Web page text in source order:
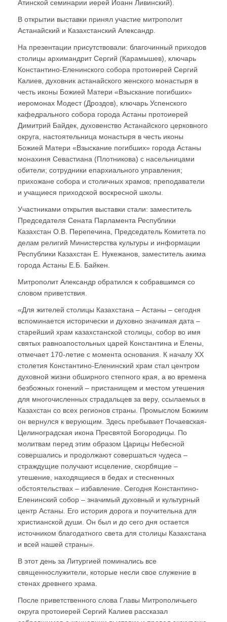
Атинской семинарии иерей Иоанн Ливинский).
В открытии выставки принял участие митрополит
Астанайский и Казахстанский Александр.
На презентации присутствовали: благочинный приходов
столицы архимандрит Сергий (Карамышев), ключарь
Константино-Еленинского собора протоиерей Сергий
Калиев, духовник астанайского женского монастыря в
честь иконы Божией Матери «Взыскание погибших»
иеромонах Модест (Дроздов), ключарь Успенского
кафедрального собора города Астаны протоиерей
Димитрий Байдек, духовенство Астанайского церковного
округа, настоятельница монастыря в честь иконы
Божией Матери «Взыскание погибших» города Астаны
монахиня Севастиана (Плотникова) с насельницами
обители; сотрудники епархиального управления;
прихожане собора и столичных храмов; преподаватели
и учащиеся приходской воскресной школы.
Участниками открытия выставки стали: заместитель
Председателя Сената Парламента Республики
Казахстан О.В. Перепечина, Председатель Комитета по
делам религий Министерства культуры и информации
Республики Казахстан Е. Нукежанов, заместитель акима
города Астаны Е.Б. Байкен.
Митрополит Александр обратился к собравшимся со
словом приветствия.
«Для жителей столицы Казахстана – Астаны – сегодня
вспоминается исторически и духовно значимая дата –
старейший храм казахстанской столицы, собор во имя
святых равноапостольных царей Константина и Елены,
отмечает 170-летие с момента основания. К началу ХХ
столетия Константино-Еленинский храм стал центром
духовной жизни обширного степного края, а во времена
безбожных гонений – пристанищем и местом утешения
для многочисленных страдальцев за веру, ссылаемых в
Казахстан со всех регионов страны. Промыслом Божиим
он вернулся к верующим. Здесь пребывает Почаевская-
Целиноградская икона Пресвятой Богородицы. По
молитвам перед этим образом Царицы Небесной
совершались и продолжают совершаться чудеса –
страждущие получают исцеление, скорбящие –
утешение, находящиеся в бедах и стесненных
обстоятельствах – избавление. Сегодня Константино-
Еленинский собор – значимый духовный и культурный
центр Астаны. Его история дорога и поучительна для
христианской души. Он был и до сего дня остается
источником благодатного света для столицы Казахстана
и всей нашей страны».
В этот день за Литургией поминались все
священнослужители, которые несли свое служение в
стенах древнего храма.
После приветственного слова Главы Митрополичьего
округа протоиерей Сергий Калиев рассказал